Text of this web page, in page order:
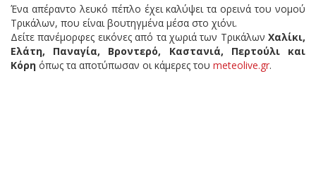
Ένα απέραντο λευκό πέπλο έχει καλύψει τα ορεινά του νομού
Τρικάλων, που είναι βουτηγμένα μέσα στο χιόνι.
Δείτε πανέμορφες εικόνες από τα χωριά των Τρικάλων Χαλίκι,
Ελάτη, Παναγία, Βροντερό, Καστανιά, Περτούλι και
Κόρη όπως τα αποτύπωσαν οι κάμερες του meteolive.gr.